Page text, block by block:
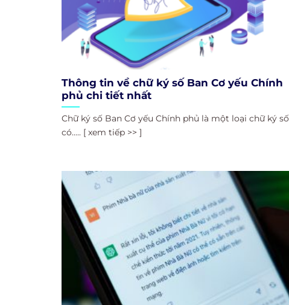
Thông tin về chữ ký số Ban Cơ yếu Chính
phủ chi tiết nhất
Chữ ký số Ban Cơ yếu Chính phủ là một loại chữ ký số
có..... [ xem tiếp >> ]